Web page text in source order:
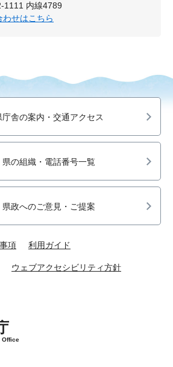
1111 内線4789
わせはこちら
庁舎の案内・交通アクセス
県の組織・電話番号一覧
県政へのご意見・ご提案
項 利用ガイド
ウェブアクセシビリティ方針
Office